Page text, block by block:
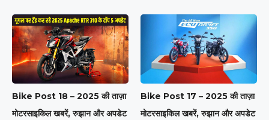
Bike Post 18 – 2025 की ताज़ा
मोटरसाइकिल खबरें, रुझान और अपडेट
Bike Post 17 – 2025 की ताज़ा
मोटरसाइकिल खबरें, रुझान और अपडेट